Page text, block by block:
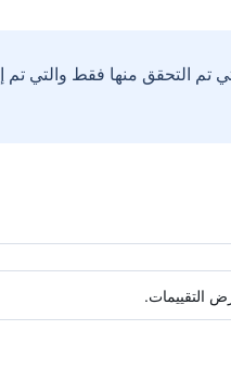
تم التحقق منها فقط والتي
التقييمات.